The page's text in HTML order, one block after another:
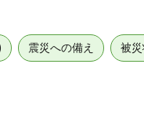
震災への備え 被災